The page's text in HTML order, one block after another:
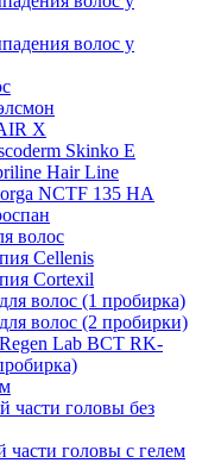
волос у
X
Skinko E
Hair Line
NCTF 135 HA
волос
Cellenis
Cortexil
волос (1 пробирка)
волос (2 пробирки)
Lab BCT RK-
части головы без
головы с гелем